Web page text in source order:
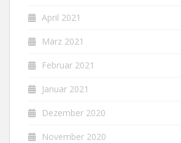
April 2021
März 2021
Februar 2021
Januar 2021
Dezember 2020
November 2020